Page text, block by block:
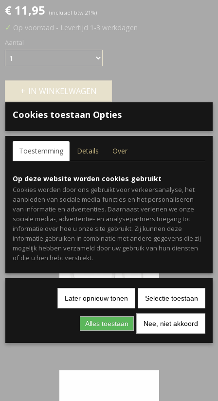
€ 11,95 (inclusief btw 21%)
✓ Op voorraad - Levertijd 1-3 werkdagen
Aantal
IN WINKELWAGEN
Kleur: Zilver
Ook interessant
Cookies toestaan Opties
Toestemming Details Over
Op deze website worden cookies gebruikt
Cookies worden door ons gebruikt voor verkeersanalyse, het
aanbieden van sociale media-functies en het personaliseren
van informatie en advertenties. Daarnaast verlenen we onze
sociale media-, advertentie- en analysepartners toegang tot
informatie over hoe u onze site gebruikt. Zij kunnen deze
informatie gebruiken in combinatie met andere gegevens die zij
mogelijk hebben verzameld door uw gebruik van hun diensten
of die u hen hebt verstrekt.
Later opnieuw tonen Selectie toestaan
Alles toestaan Nee, niet akkoord